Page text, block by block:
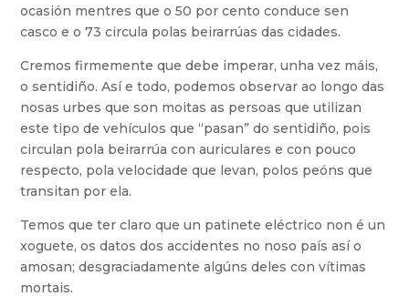
ocasión mentres que o 50 por cento conduce sen
casco e o 73 circula polas beirarrúas das cidades.
Cremos firmemente que debe imperar, unha vez máis,
o sentidiño. Así e todo, podemos observar ao longo das
nosas urbes que son moitas as persoas que utilizan
este tipo de vehículos que “pasan” do sentidiño, pois
circulan pola beirarrúa con auriculares e con pouco
respecto, pola velocidade que levan, polos peóns que
transitan por ela.
Temos que ter claro que un patinete eléctrico non é un
xoguete, os datos dos accidentes no noso país así o
amosan; desgraciadamente algúns deles con vítimas
mortais.